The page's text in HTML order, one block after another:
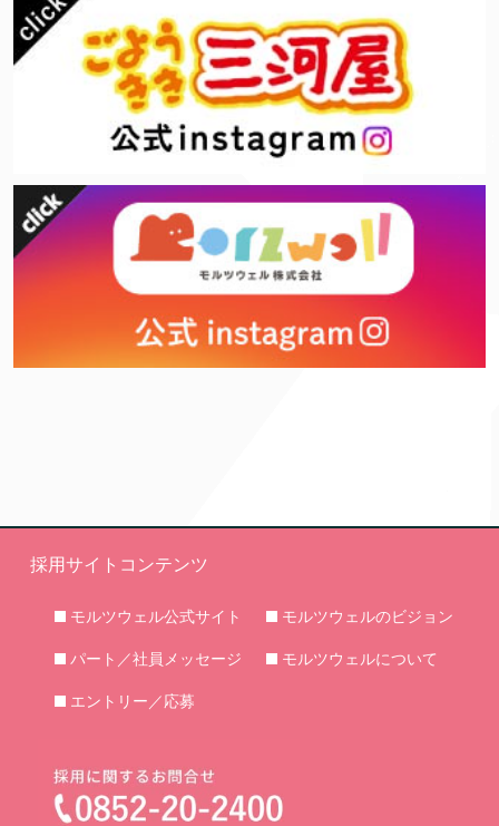
採用サイトコンテンツ
モルツウェル公式サイト モルツウェルのビジョン
パート／社員メッセージ モルツウェルについて
エントリー／応募